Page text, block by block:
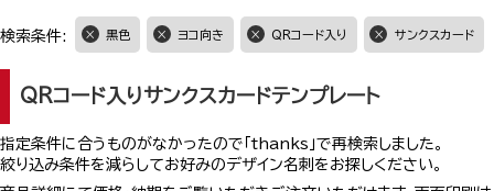
検索条件: 黒色 ヨコ向き QRコード入り サンクスカード
QRコード入りサンクスカードテンプレート
指定条件に合うものがなかったので「thanks」で再検索しました。
絞り込み条件を減らしてお好みのデザイン名刺をお探しください。